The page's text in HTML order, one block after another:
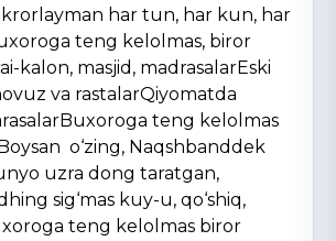
har tun, har kun, har
teng kelolmas, biror
kalon, masjid, madrasalarEski
va rastalarQiyomatda
teng kelolmas
o‘zing, Naqshbanddek
uzra dong taratgan,
sig‘mas kuy-u, qo‘shiq,
teng kelolmas biror